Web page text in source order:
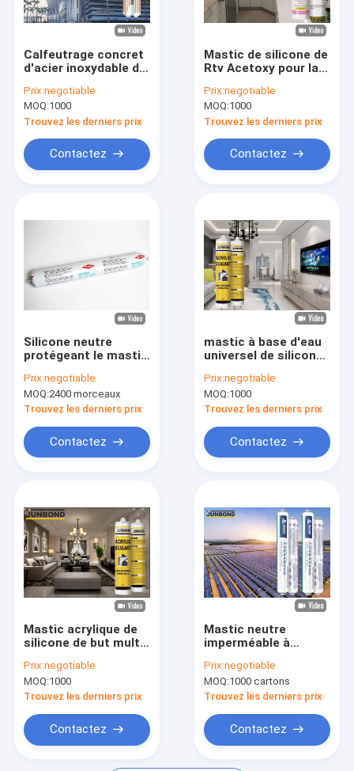
Des produits
Au sujet de nous
Visite d'usine
Demandez une citation
News
Calfeutrage concret
d'acier inoxydable de
mastic en verre
neutre d'aquarium
Prix:negotiable
MOQ:1000
Trouvez les derniers prix
Contactez
Mastic de silicone de
Rtv Acetoxy pour la
bains 280ML/300ML
Prix:negotiable
MOQ:1000
Trouvez les derniers prix
Contactez
Silicone neutre
protégeant le mastic
intempéries pour le
mur rideau en verre
extérieur 300ML
Prix:negotiable
MOQ:2400 morceaux
Trouvez les derniers prix
Contactez
mastic à base d'eau
universel de silicone
fenêtres en verre de
portes
Prix:negotiable
MOQ:1000
Trouvez les derniers prix
Contactez
Mastic acrylique de
silicone de but multi
verre en bois de
porte de fenêtre
Prix:negotiable
MOQ:1000
Trouvez les derniers prix
Contactez
Mastic neutre
imperméable à
de silicone pour les
panneaux solaires de
module de picovolte
Prix:negotiable
MOQ:1000 cartons
Trouvez les derniers prix
Contactez